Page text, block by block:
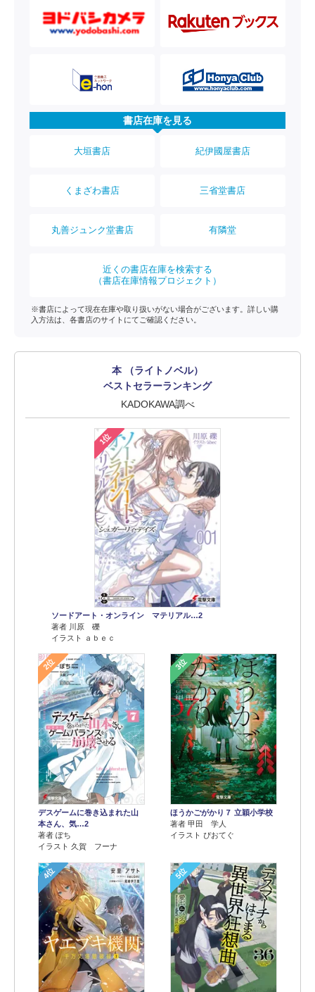
書店在庫を見る
大垣書店 紀伊國屋書店
くまざわ書店 三省堂書店
丸善ジュンク堂書店 有隣堂
近くの書店在庫を検索する
（書店在庫情報プロジェクト）
※書店によって現在在庫や取り扱いがない場合がございます。詳しい購
入方法は、各書店のサイトにてご確認ください。
本 （ライトノベル）
ベストセラーランキング
KADOKAWA調べ
1位
ソードアート・オンライン マテリアル…2
著者 川原 礫
イラスト ａｂｅｃ
2位
デスゲームに巻き込まれた山
本さん、気…2
著者 ぽち
イラスト 久賀 フーナ
3位
ほうかごがかり７ 立穎小学校
著者 甲田 学人
イラスト ぴおてぐ
4位 5位